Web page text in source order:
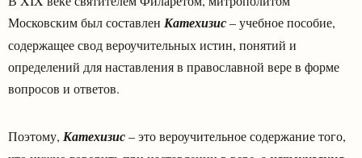
Московским был составлен Катехизис– учебное пособие,
содержащее свод вероучительных истин, понятий и
определений для наставления в православной вере в форме
вопросов и ответов.
Поэтому, Катехизис– это вероучительное содержание того,